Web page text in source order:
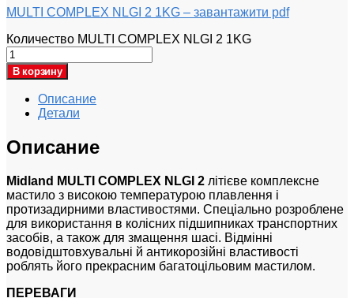
MULTI COMPLEX NLGI 2 1KG – завантажити pdf
Количество MULTI COMPLEX NLGI 2 1KG
В корзину
Описание
Детали
Описание
Midland MULTI COMPLEX NLGI 2 літієве комплексне
мастило з високою температурою плавлення і
протизадирними властивостями. Спеціально розроблене
для використання в колісних підшипниках транспортних
засобів, а також для змащення шасі. Відмінні
водовідштовхувальні й антикорозійні властивості
роблять його прекрасним багатоцільовим мастилом.
ПЕРЕВАГИ